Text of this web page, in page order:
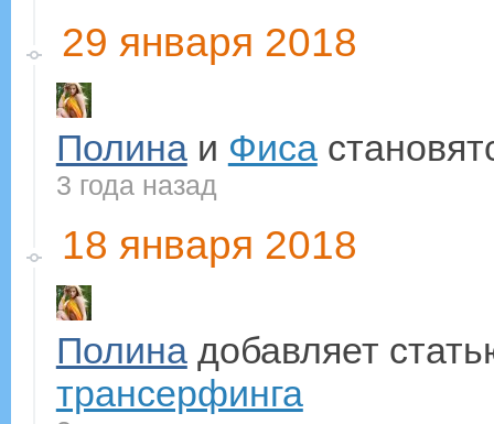
29 января 2018
Полинаи Фиса
3 года назад
18 января 2018
Полинадобавляет
трансерфинга